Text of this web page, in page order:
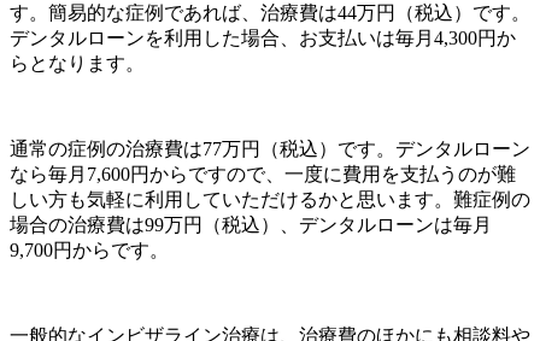
す。簡易的な症例であれば、治療費は44万円（税込）です。
デンタルローンを利用した場合、お支払いは毎月4,300円か
らとなります。
通常の症例の治療費は77万円（税込）です。デンタルローン
なら毎月7,600円からですので、一度に費用を支払うのが難
しい方も気軽に利用していただけるかと思います。難症例の
場合の治療費は99万円（税込）、デンタルローンは毎月
9,700円からです。
一般的なインビザライン治療は、治療費のほかにも相談料や